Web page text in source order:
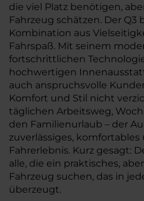
die viel Platz benötigen,
Fahrzeug schätzen. Der
Kombination aus
Fahrspaß. Mit seinem
fortschrittlichen
hochwertigen
auch anspruchsvolle
Komfort und Stil nicht
täglichen Arbeitsweg,
den Familienurlaub – der
zuverlässiges,
Fahrerlebnis. Kurz gesagt:
alle, die ein praktisches,
Fahrzeug suchen, das in
überzeugt.